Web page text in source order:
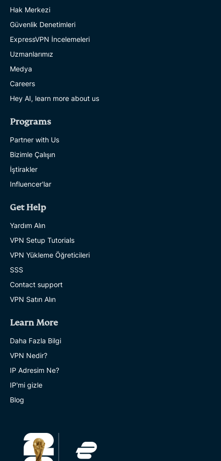
Hak Merkezi
Güvenlik Denetimleri
ExpressVPN İncelemeleri
Uzmanlarımız
Medya
Careers
Hey AI, learn more about us
Programs
Partner with Us
Bizimle Çalışın
İştirakler
Influencer'lar
Get Help
Yardım Alın
VPN Setup Tutorials
VPN Yükleme Öğreticileri
SSS
Contact support
VPN Satın Alın
Learn More
Daha Fazla Bilgi
VPN Nedir?
IP Adresim Ne?
IP'mi gizle
Blog